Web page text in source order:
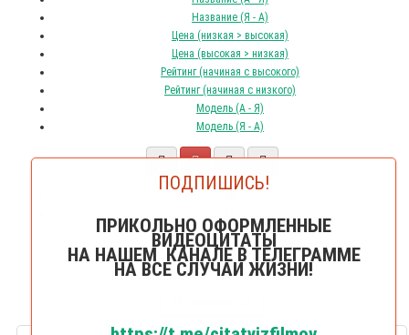
Название (Я - А)
Цена (низкая > высокая)
Цена (высокая > низкая)
Рейтинг (начиная с высокого)
Рейтинг (начиная с низкого)
Модель (А - Я)
Модель (Я - А)
50
75
100
ПОДПИШИСЬ!
ПРИКОЛЬНО ОФОРМЛЕННЫЕ
ВИДЕОЦИТАТЫ
НА НАШЕМ КАНАЛЕ В ТЕЛЕГРАММЕ
НА ВСЕ СЛУЧАИ ЖИЗНИ!